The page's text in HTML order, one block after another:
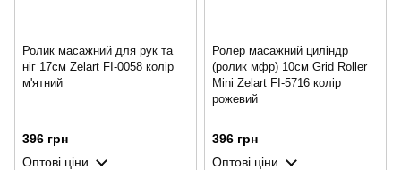
Ролик масажний для рук та
ніг 17см Zelart FI-0058 колір
м'ятний
396 грн
Оптові ціни
Ролер масажний циліндр
(ролик мфр) 10см Grid Roller
Mini Zelart FI-5716 колір
рожевий
396 грн
Оптові ціни